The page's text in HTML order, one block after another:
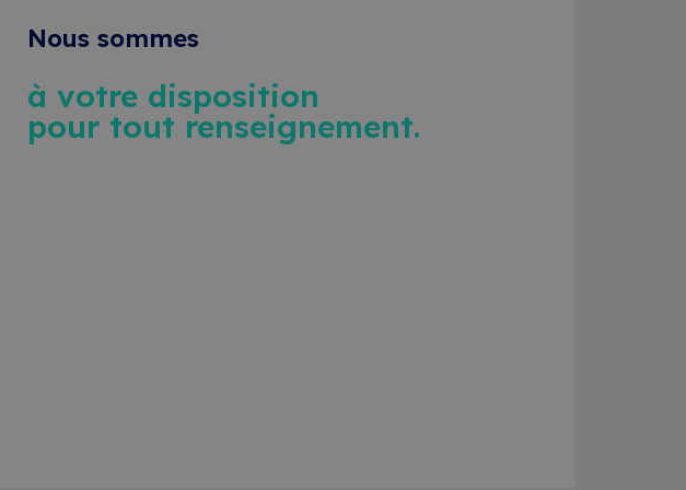
Nous sommes
à votre disposition
pour tout renseignement.